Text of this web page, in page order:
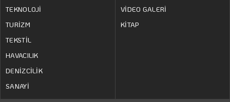
TEKNOLOJİ
TURİZM
TEKSTİL
HAVACILIK
DENİZCİLİK
SANAYİ
VİDEO GALERİ
KİTAP